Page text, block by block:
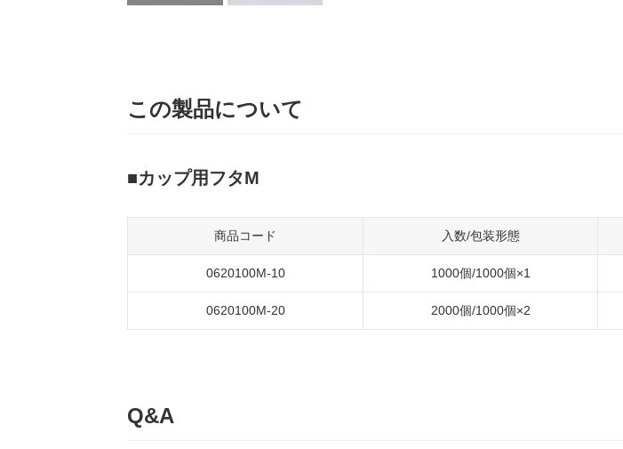
この製品について
カップ用フタM
商品コード 入数/包装形態
0620100M-10 1000個/1000個×1
0620100M-20 2000個/1000個×2
Q&A